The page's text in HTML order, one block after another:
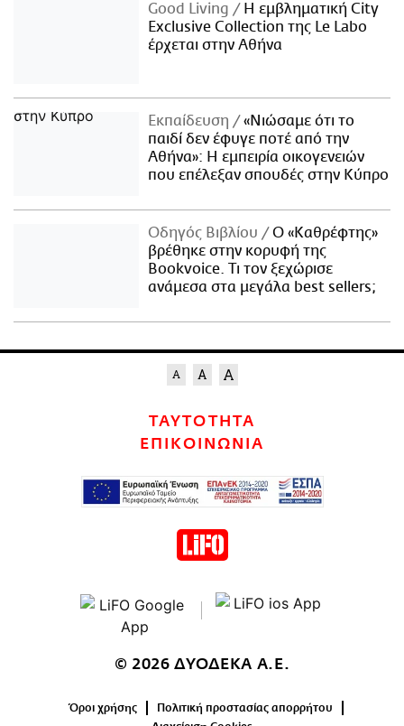
Good Living
Η εμβληματική City
Exclusive Collection της Le Labo
έρχεται στην Αθήνα
Εκπαίδευση
«Νιώσαμε ότι το
παιδί δεν έφυγε ποτέ από την
Αθήνα»: Η εμπειρία οικογενειών
που επέλεξαν σπουδές στην Κύπρο
Οδηγός Βιβλίου
Ο «Καθρέφτης»
βρέθηκε στην κορυφή της
Bookvoice. Τι τον ξεχώρισε
ανάμεσα στα μεγάλα best sellers;
ΤΑΥΤΟΤΗΤΑ
ΕΠΙΚΟΙΝΩΝΙΑ
© 2026 ΔΥΟΔΕΚΑ Α.Ε.
Όροι χρήσης
Πολιτική προστασίας απορρήτου